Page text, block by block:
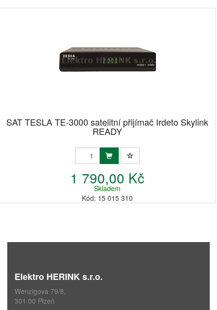
SAT TESLA TE-3000 satelitní přijímač Irdeto Skylink
READY
1 790,00 Kč
Skladem
Kód: 15 015 310
Elektro HERINK s.r.o.
Wenzigova 79/8,
301 00 Plzeň